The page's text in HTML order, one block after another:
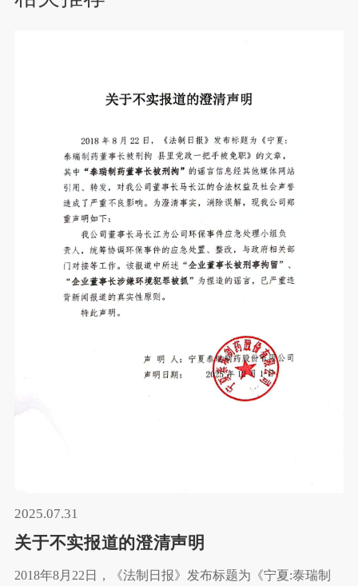
2025.07.31
关于不实报道的澄清声明
2018年8月22日，《法制日报》发布标题为《宁夏:泰瑞制